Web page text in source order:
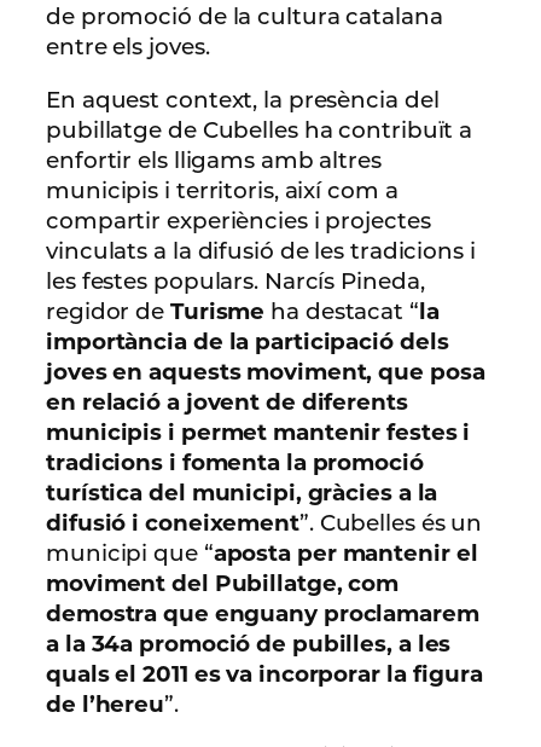
de promoció de la cultura catalana
entre els joves.
En aquest context, la presència del
pubillatge de Cubelles ha contribuït a
enfortir els lligams amb altres
municipis i territoris, així com a
compartir experiències i projectes
vinculats a la difusió de les tradicions i
les festes populars. Narcís Pineda,
regidor de Turisme ha destacat “la
importància de la participació dels
joves en aquests moviment, que posa
en relació a jovent de diferents
municipis i permet mantenir festes i
tradicions i fomenta la promoció
turística del municipi, gràcies a la
difusió i coneixement”. Cubelles és un
municipi que “aposta per mantenir el
moviment del Pubillatge, com
demostra que enguany proclamarem
a la 34a promoció de pubilles, a les
quals el 2011 es va incorporar la figura
de l’hereu”.